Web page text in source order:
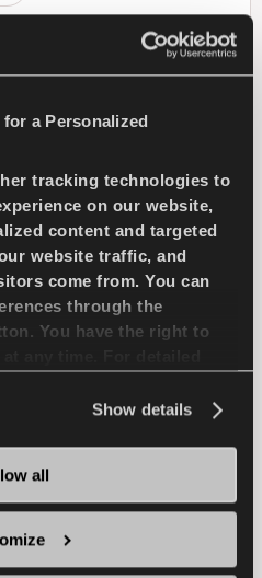
a Personalized
tracking technologies to
on our website,
content and targeted
website traffic, and
come from. You can
through the
You have the right to
Show details
all
MOJADO
SECO
MAS
WINTER 2